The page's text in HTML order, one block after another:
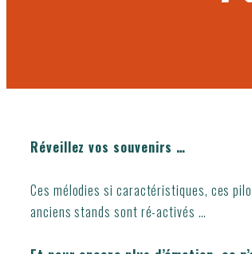
Réveillez vos souvenirs …
Ces mélodies si caractéristiques, ces
anciens stands sont ré-activés …